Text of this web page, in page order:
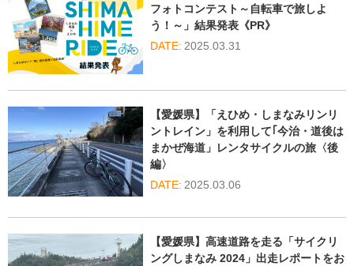
フォトコンテスト～自転車で旅しよ
う！～」結果発表《PR》
2025.03.31
【愛媛県】「えひめ・しまなみリンリ
ントレイン」を利用して｢今治・道後は
まかぜ海道」レンタサイクルの旅〈後
編〉
2025.03.06
【愛媛県】高速道路を走る「サイクリ
ングしまなみ 2024」出走レポートをお